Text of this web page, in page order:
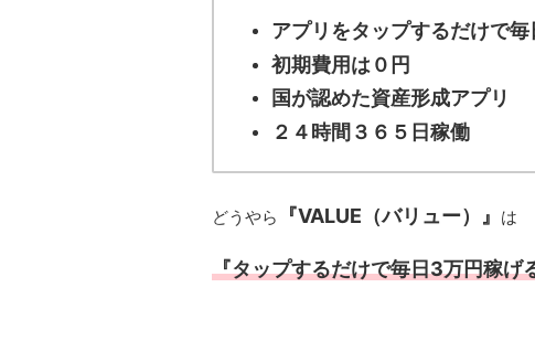
アプリをタップするだけで
初期費用は０円
国が認めた資産形成アプリ
２４時間３６５日稼働
どうやら 『VALUE（バリュー）』 は
『タップするだけで毎日3万円稼げ